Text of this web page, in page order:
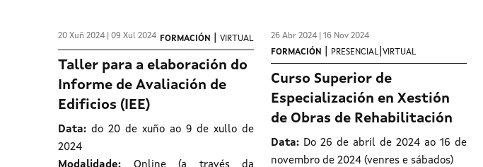
20 Xuñ 2024 | 09 Xul 2024 FORMACIÓN |VIRTUAL
Taller para a elaboración do
Informe de Avaliación de
Edificios (IEE)
Data: do 20 de xuño ao 9 de xullo de
2024
26 Abr 2024 | 16 Nov 2024
FORMACIÓN
PRESENCIAL |VIRTUAL
Curso Superior de
Especialización en Xestión
de Obras de Rehabilitación
Data: Do 26 de abril de 2024 ao 16 de
novembro de 2024 (venres e sábados)